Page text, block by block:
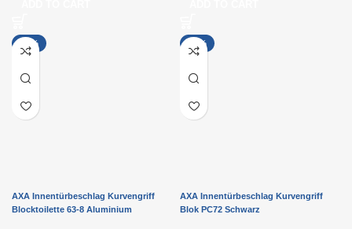
-29%
AXA Innentürbeschlag Kurvengriff
Blocktoilette 63-8 Aluminium
-20%
AXA Innentürbeschlag Kurvengriff
Blok PC72 Schwarz